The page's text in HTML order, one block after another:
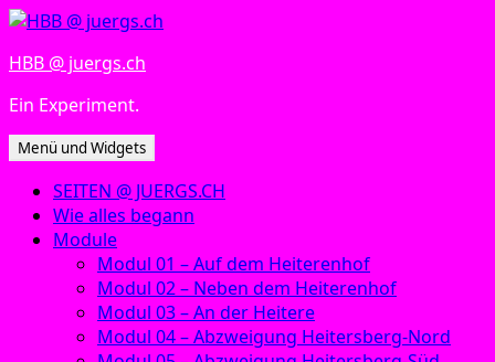
Zum
springen
HBB @ juergs.ch
Ein Experiment.
Menü und Widgets
SEITEN @ JUERGS.CH
Wie alles begann
Module
Modul 01 – Auf dem Heiterenhof
Modul 02 – Neben dem Heiterenhof
Modul 03 – An der Heitere
Modul 04 – Abzweigung Heitersberg-Nord